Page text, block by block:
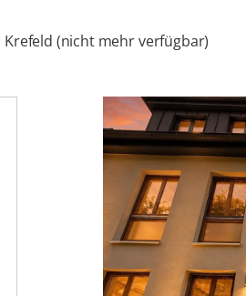
(nicht mehr verfügbar)